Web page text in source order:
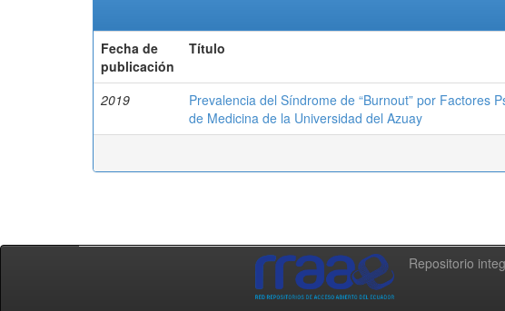
Fecha de
publicación
Título
2019
Prevalencia del Síndrome de “Burnout” por Factores
de Medicina de la Universidad del Azuay
Repositorio